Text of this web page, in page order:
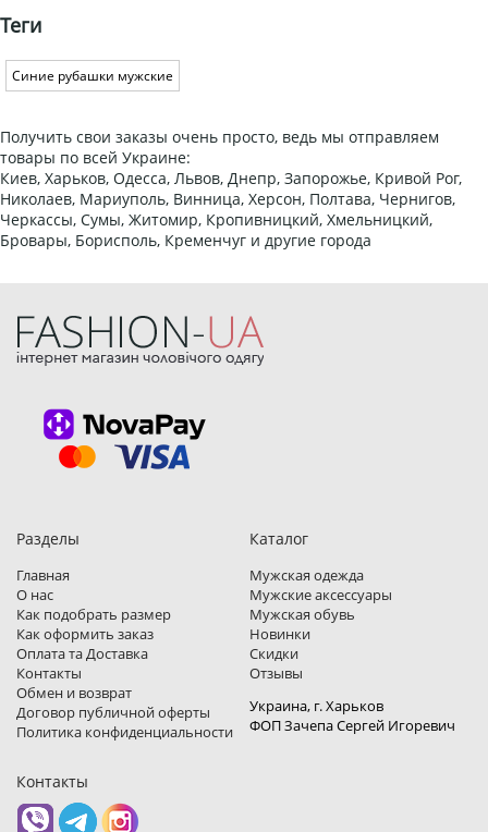
Теги
Синие рубашки мужские
Получить свои заказы очень просто, ведь мы отправляем
товары по всей Украине:
Киев, Харьков, Одесса, Львов, Днепр, Запорожье, Кривой Рог,
Николаев, Мариуполь, Винница, Херсон, Полтава, Чернигов,
Черкассы, Сумы, Житомир, Кропивницкий, Хмельницкий,
Бровары, Борисполь, Кременчуг и другие города
Разделы
Главная
О нас
Как подобрать размер
Как оформить заказ
Оплата та Доставка
Контакты
Обмен и возврат
Договор публичной оферты
Политика конфиденциальности
Каталог
Мужская одежда
Мужские аксессуары
Мужская обувь
Новинки
Скидки
Отзывы
Украина, г. Харьков
ФОП Зачепа Сергей Игоревич
Контакты